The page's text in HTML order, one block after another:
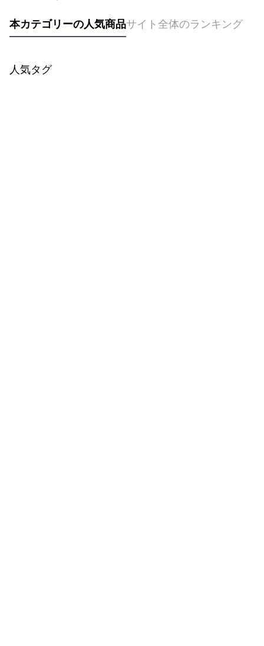
本カテゴリーの人気商品サイト全体のランキング
人気タグ